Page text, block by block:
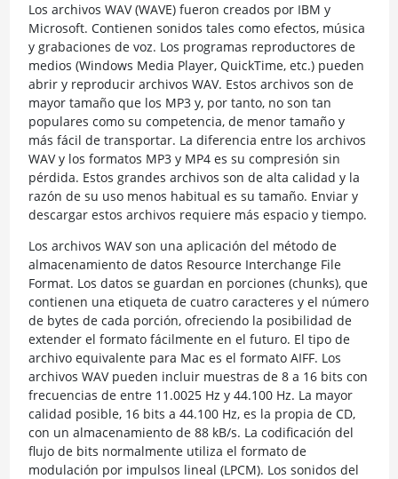
Los archivos WAV (WAVE) fueron creados por IBM y
Microsoft. Contienen sonidos tales como efectos, música
y grabaciones de voz. Los programas reproductores de
medios (Windows Media Player, QuickTime, etc.) pueden
abrir y reproducir archivos WAV. Estos archivos son de
mayor tamaño que los MP3 y, por tanto, no son tan
populares como su competencia, de menor tamaño y
más fácil de transportar. La diferencia entre los archivos
WAV y los formatos MP3 y MP4 es su compresión sin
pérdida. Estos grandes archivos son de alta calidad y la
razón de su uso menos habitual es su tamaño. Enviar y
descargar estos archivos requiere más espacio y tiempo.
Los archivos WAV son una aplicación del método de
almacenamiento de datos Resource Interchange File
Format. Los datos se guardan en porciones (chunks), que
contienen una etiqueta de cuatro caracteres y el número
de bytes de cada porción, ofreciendo la posibilidad de
extender el formato fácilmente en el futuro. El tipo de
archivo equivalente para Mac es el formato AIFF. Los
archivos WAV pueden incluir muestras de 8 a 16 bits con
frecuencias de entre 11.0025 Hz y 44.100 Hz. La mayor
calidad posible, 16 bits a 44.100 Hz, es la propia de CD,
con un almacenamiento de 88 kB/s. La codificación del
flujo de bits normalmente utiliza el formato de
modulación por impulsos lineal (LPCM). Los sonidos del